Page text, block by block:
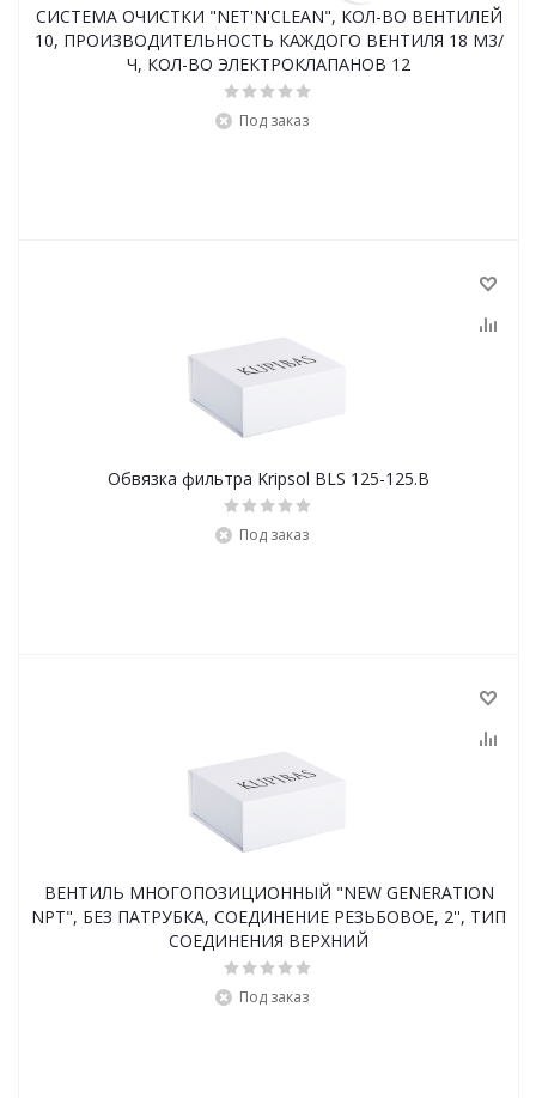
СИСТЕМА ОЧИСТКИ "NET'N'CLEAN", КОЛ-ВО ВЕНТИЛЕЙ
10, ПРОИЗВОДИТЕЛЬНОСТЬ КАЖДОГО ВЕНТИЛЯ 18 М3/
Ч, КОЛ-ВО ЭЛЕКТРОКЛАПАНОВ 12
Под заказ
Обвязка фильтра Kripsol BLS 125-125.B
Под заказ
ВЕНТИЛЬ МНОГОПОЗИЦИОННЫЙ "NEW GENERATION
NPT", БЕЗ ПАТРУБКА, СОЕДИНЕНИЕ РЕЗЬБОВОЕ, 2'', ТИП
СОЕДИНЕНИЯ ВЕРХНИЙ
Под заказ